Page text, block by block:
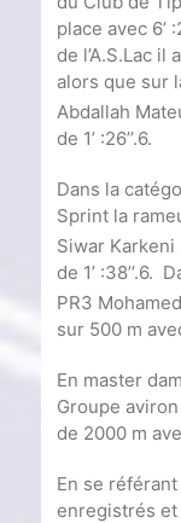
place avec 6’
de l’A.S.Lac il
alors que sur
Abdallah
de 1’ :26’’.6.
Dans la
Sprint la
Siwar Karkeni
de 1’ :38’’.6.
PR3
sur 500 m
En master
Groupe
de 2000 m
En se
enregistrés